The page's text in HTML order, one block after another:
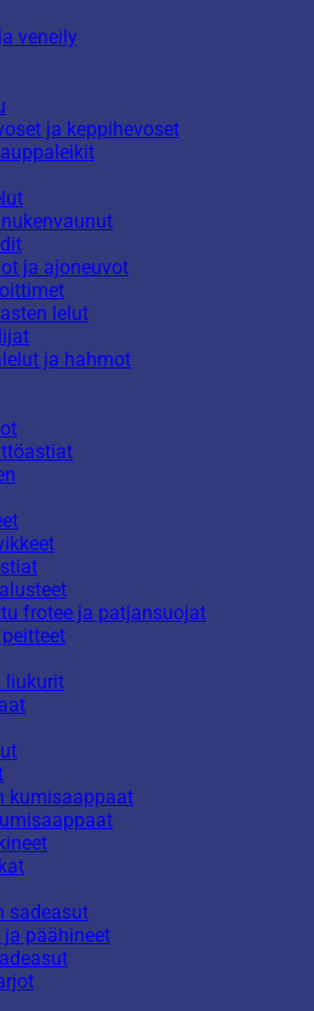
veneily
ja keppihevoset
ja ajoneuvot
lelut
ja hahmot
frotee ja patjansuojat
liukurit
kumisaappaat
sadeasut
ja päähineet